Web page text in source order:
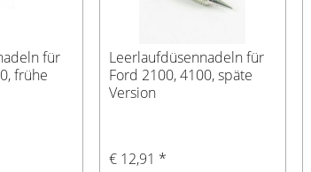
für
frühe
Leerlaufdüsennadeln für
Ford 2100, 4100, späte
Version
€ 12,91 *